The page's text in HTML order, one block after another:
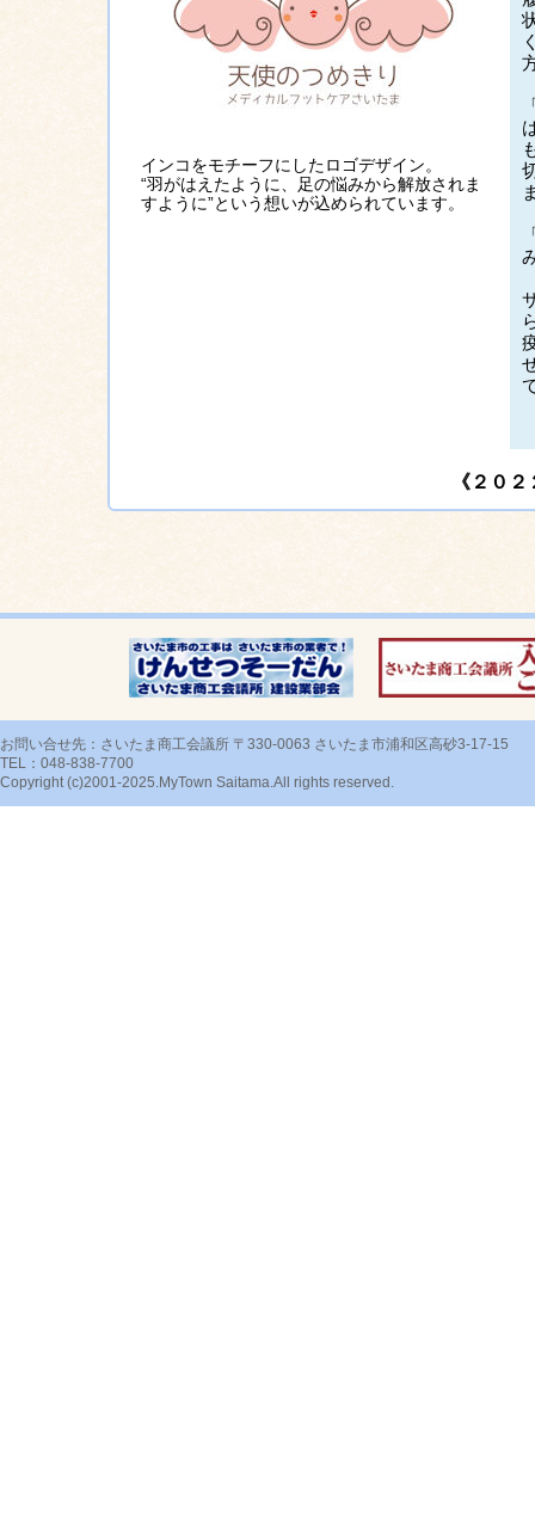
インコをモチーフにしたロゴデザイン。
“羽がはえたように、足の悩みから解放されま
すように”という想いが込められています。
《２０
お問い合せ先：さいたま商工会議所 〒330-0063 さいたま市浦和区高砂3-17-15
TEL：048-838-7700
Copyright (c)2001-2025.MyTown Saitama.All rights reserved.